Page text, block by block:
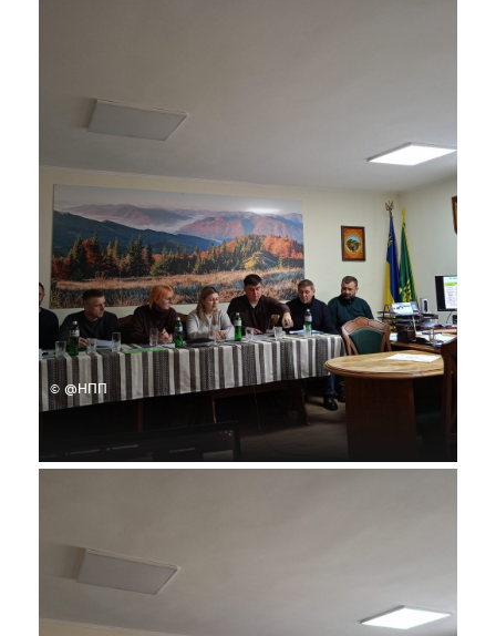
© @НПП